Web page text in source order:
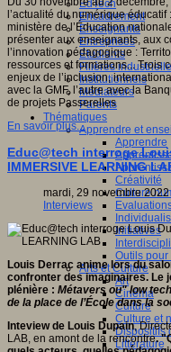
EdTech
Encadrement
Enseignants
Entreprises
Etudiants
Filières
Institutionnels
Médiateurs
Parents
Thématiques
Apprendre et
Apprendre
Créativité
Culture
Initiatives
Outils pour
Arts et Culture
Art
Cinéma
Culture
Culture et
Dispositifs
Littérature
l’actualité du numérique
ministère de l’Éducation
présenter aux enseignants, aux
l’innovation pédagogique :
ressources et formations... Trois
enjeux de l’inclusion,
avec la GMF, l’autre avec la
de projets Passerelles
En savoir plus...
Educ@tech interroge
IMMERSIVE LEARNING
mardi, 29 novembre 2022
Interviews
Louis Derrac anime lors du
confronter des imaginaires. Le
plénière : Métavers ou" low
de la place de l’École dans la
Inteview de Louis Dupain,
LAB, en amont de la rencontre.